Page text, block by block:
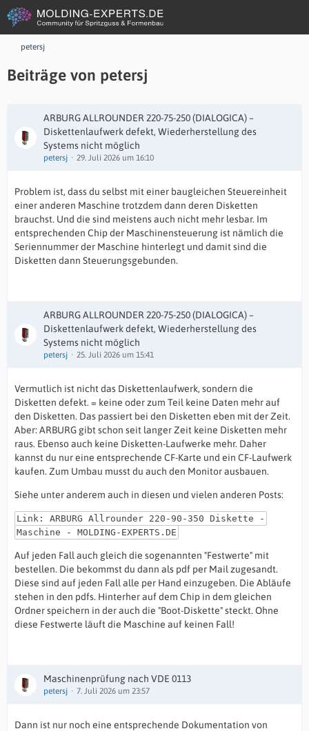
petersj
Beiträge von petersj
ARBURG ALLROUNDER 220-75-250 (DIALOGICA) –
Diskettenlaufwerk defekt, Wiederherstellung des
Systems nicht möglich
petersj 29. Juli 2026 um 16:10
Problem ist, dass du selbst mit einer baugleichen Steuereinheit
einer anderen Maschine trotzdem dann deren Disketten
brauchst. Und die sind meistens auch nicht mehr lesbar. Im
entsprechenden Chip der Maschinensteuerung ist nämlich die
Seriennummer der Maschine hinterlegt und damit sind die
Disketten dann Steuerungsgebunden.
ARBURG ALLROUNDER 220-75-250 (DIALOGICA) –
Diskettenlaufwerk defekt, Wiederherstellung des
Systems nicht möglich
petersj 25. Juli 2026 um 15:41
Vermutlich ist nicht das Diskettenlaufwerk, sondern die
Disketten defekt. = keine oder zum Teil keine Daten mehr auf
den Disketten. Das passiert bei den Disketten eben mit der Zeit.
Aber: ARBURG gibt schon seit langer Zeit keine Disketten mehr
raus. Ebenso auch keine Disketten-Laufwerke mehr. Daher
kannst du nur eine entsprechende CF-Karte und ein CF-Laufwerk
kaufen. Zum Umbau musst du auch den Monitor ausbauen.
Siehe unter anderem auch in diesen und vielen anderen Posts:
Link: ARBURG Allrounder 220-90-350 Diskette -
Maschine - MOLDING-EXPERTS.DE
Auf jeden Fall auch gleich die sogenannten "Festwerte" mit
bestellen. Die bekommst du dann als pdf per Mail zugesandt.
Diese sind auf jeden Fall alle per Hand einzugeben. Die Abläufe
stehen in den pdfs. Hinterher auf dem Chip in dem gleichen
Ordner speichern in der auch die "Boot-Diskette" steckt. Ohne
diese Festwerte läuft die Maschine auf keinen Fall!
Maschinenprüfung nach VDE 0113
petersj 7. Juli 2026 um 23:57
Dann ist nur noch eine entsprechende Dokumentation von